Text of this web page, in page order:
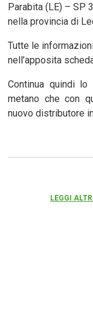
Parabita (LE) – SP
nella provincia di
Tutte le
nell’apposita
Continua quindi
metano che con
nuovo distributore
LEGGI